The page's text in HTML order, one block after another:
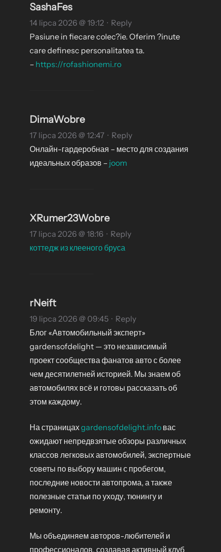
SashaFes
14 lipca 2026 @ 19:12 · Reply
Pasiune in fiecare colec?ie. Oferim ?inute
care definesc personalitatea ta.
– https://rofashionemi.ro
DimaWobre
17 lipca 2026 @ 12:47 · Reply
Онлайн-гардеробная – место для создания
идеальных образов – joom
XRumer23Wobre
17 lipca 2026 @ 18:16 · Reply
коттедж из клееного бруса
rNeift
19 lipca 2026 @ 09:45 · Reply
Блог «Автомобильный эксперт»
gardensofdelight — это независимый
проект сообщества фанатов авто с более
чем десятилетней историей. Мы знаем об
автомобилях всё и готовы рассказать об
этом каждому.
На страницахgardensofdelight.info вас
ожидают непредвзятые обзоры различных
классов легковых автомобилей, экспертные
советы по выбору машин с пробегом,
последние новости автопрома, а также
полезные статьи по уходу, тюнингу и
ремонту.
Мы объединяем авторов-любителей и
профессионалов, создавая активный клуб